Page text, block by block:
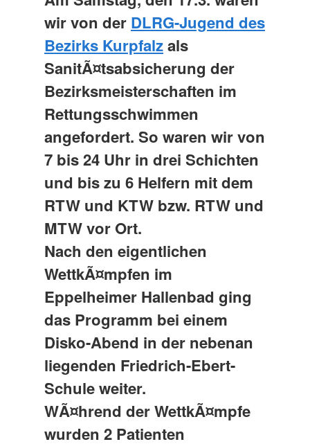
wir von der DLRG-Jugend des
Bezirks Kurpfalzals
SanitÃ¤tsabsicherung der
Bezirksmeisterschaften im
Rettungsschwimmen
angefordert. So waren wir von
7 bis 24 Uhr in drei Schichten
und bis zu 6 Helfern mit dem
RTW und KTW bzw. RTW und
MTW vor Ort.
Nach den eigentlichen
WettkÃ¤mpfen im
Eppelheimer Hallenbad ging
das Programm bei einem
Disko-Abend in der nebenan
liegenden Friedrich-Ebert-
Schule weiter.
WÃ¤hrend der WettkÃ¤mpfe
wurden 2 Patienten